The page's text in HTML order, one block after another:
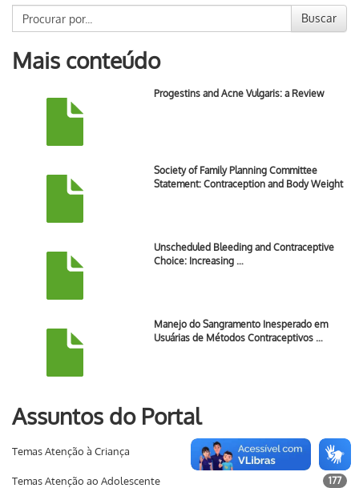
Buscar
Mais conteúdo
Progestins and Acne Vulgaris: a Review
Society of Family Planning Committee
Statement: Contraception and Body Weight
Unscheduled Bleeding and Contraceptive
Choice: Increasing …
Manejo do Sangramento Inesperado em
Usuárias de Métodos Contraceptivos …
Assuntos do Portal
Temas Atenção à Criança 733
Temas Atenção ao Adolescente 177